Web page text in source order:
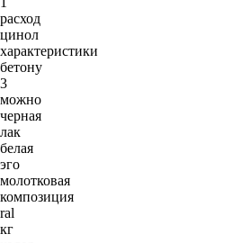
расход
цинол
характеристики
бетону
3
можно
черная
лак
белая
эго
молотковая
композиция
ral
кг